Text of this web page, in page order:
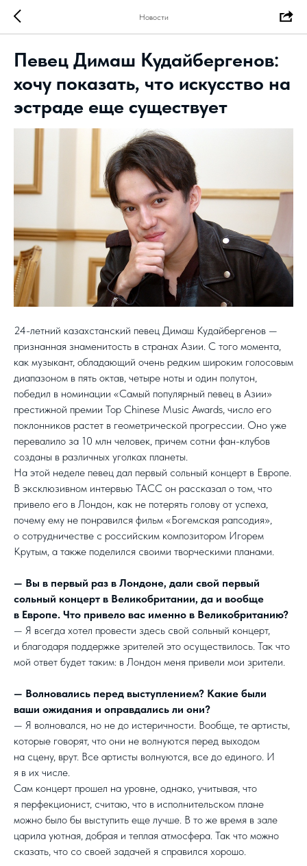
Новости
Певец Димаш Кудайбергенов:
хочу показать, что искусство на
эстраде еще существует
24-летний казахстанский певец Димаш Кудайбергенов —
признанная знаменитость в странах Азии. С того момента,
как музыкант, обладающий очень редким широким голосовым
диапазоном в пять октав, четыре ноты и один полутон,
победил в номинации «Самый популярный певец в Азии»
престижной премии Top Chinese Music Awards, число его
поклонников растет в геометрической прогрессии. Оно уже
перевалило за 10 млн человек, причем сотни фан-клубов
созданы в различных уголках планеты.
На этой неделе певец дал первый сольный концерт в Европе.
В эксклюзивном интервью ТАСС он рассказал о том, что
привело его в Лондон, как не потерять голову от успеха,
почему ему не понравился фильм «Богемская рапсодия»,
о сотрудничестве с российским композитором Игорем
Крутым, а также поделился своими творческими планами.
— Вы в первый раз в Лондоне, дали свой первый
сольный концерт в Великобритании, да и вообще
в Европе. Что привело вас именно в Великобританию?
— Я всегда хотел провести здесь свой сольный концерт,
и благодаря поддержке зрителей это осуществилось. Так что
мой ответ будет таким: в Лондон меня привели мои зрители.
— Волновались перед выступлением? Какие были
ваши ожидания и оправдались ли они?
— Я волновался, но не до истеричности. Вообще, те артисты,
которые говорят, что они не волнуются перед выходом
на сцену, врут. Все артисты волнуются, все до единого. И
я в их числе.
Сам концерт прошел на уровне, однако, учитывая, что
я перфекционист, считаю, что в исполнительском плане
можно было бы выступить еще лучше. В то же время в зале
царила уютная, добрая и теплая атмосфера. Так что можно
сказать, что со своей задачей я справился хорошо.